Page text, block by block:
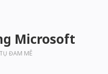
Microsoft
ĐAM MÊ